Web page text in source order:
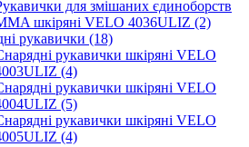
для змішаних єдиноборств
шкіряні VELO 4036ULIZ (2)
рукавички (18)
рукавички шкіряні VELO
(4)
рукавички шкіряні VELO
(5)
рукавички шкіряні VELO
(4)